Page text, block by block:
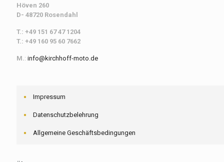
Höven 260
D- 48720 Rosendahl
T.: +49 151 67 47 1204
T.: +49 160 95 60 7662
M.: info@kirchhoff-moto.de
Impressum
Datenschutzbelehrung
Allgemeine Geschäftsbedingungen